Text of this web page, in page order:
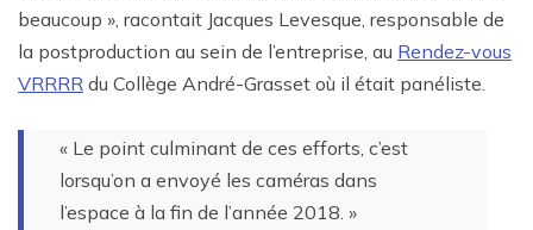
beaucoup », racontait Jacques Levesque, responsable de
la postproduction au sein de l’entreprise, au Rendez-vous
VRRRR du Collège André-Grasset où il était panéliste.
« Le point culminant de ces efforts, c’est
lorsqu’on a envoyé les caméras dans
l’espace à la fin de l’année 2018. »